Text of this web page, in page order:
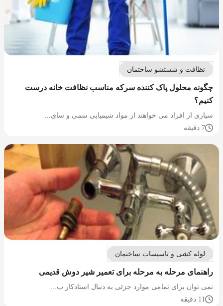
نظافت و شستشو ساختمان
چگونه محلول پاک کننده سرکه مناسب نظافت خانه درست
کنیم؟
سیاری از افراد می خواهند از مواد شیمیایی سمی و سای...
7 دقیقه
لوله کشی و تاسیسات ساختمان
راهنمای مرحله به مرحله برای تعمیر شیر دوش قدیمی
نمی توان برای تمامی موارد جزئی به دنبال استادکار ب...
11 دقیقه